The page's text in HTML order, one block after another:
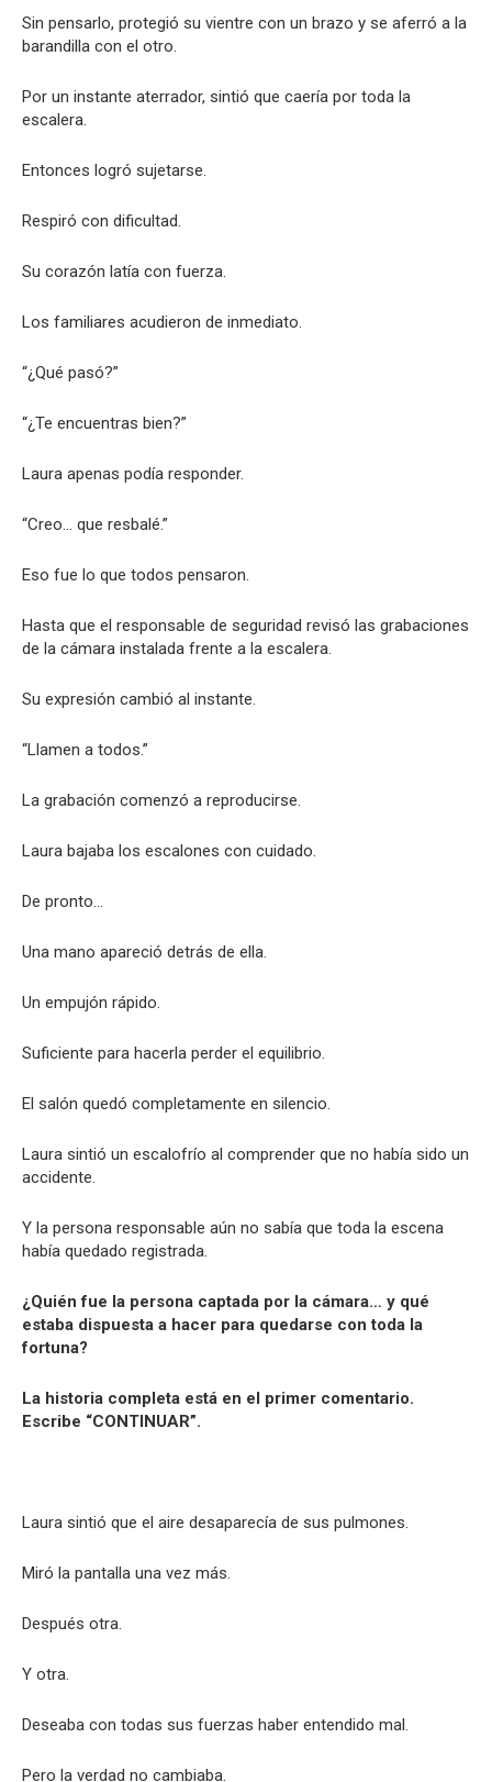
Sin pensarlo, protegió su vientre con un brazo y se aferró a la
barandilla con el otro.
Por un instante aterrador, sintió que caería por toda la
escalera.
Entonces logró sujetarse.
Respiró con dificultad.
Su corazón latía con fuerza.
Los familiares acudieron de inmediato.
“¿Qué pasó?”
“¿Te encuentras bien?”
Laura apenas podía responder.
“Creo… que resbalé.”
Eso fue lo que todos pensaron.
Hasta que el responsable de seguridad revisó las grabaciones
de la cámara instalada frente a la escalera.
Su expresión cambió al instante.
“Llamen a todos.”
La grabación comenzó a reproducirse.
Laura bajaba los escalones con cuidado.
De pronto…
Una mano apareció detrás de ella.
Un empujón rápido.
Suficiente para hacerla perder el equilibrio.
El salón quedó completamente en silencio.
Laura sintió un escalofrío al comprender que no había sido un
accidente.
Y la persona responsable aún no sabía que toda la escena
había quedado registrada.
¿Quién fue la persona captada por la cámara… y qué
estaba dispuesta a hacer para quedarse con toda la
fortuna?
La historia completa está en el primer comentario.
Escribe “CONTINUAR”.
Laura sintió que el aire desaparecía de sus pulmones.
Miró la pantalla una vez más.
Después otra.
Y otra.
Deseaba con todas sus fuerzas haber entendido mal.
Pero la verdad no cambiaba.